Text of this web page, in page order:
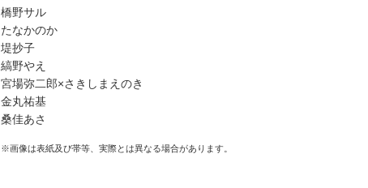
橋野サル
たなかのか
堤抄子
縞野やえ
宮場弥二郎×さきしまえのき
金丸祐基
桑佳あさ
※画像は表紙及び帯等、実際とは異なる場合があります。